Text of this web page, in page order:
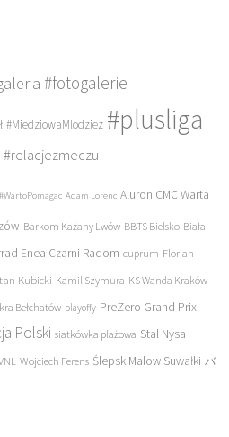
#fotogalerie
#MiedziowaMlodziez #plusliga
#relacjezmeczu
#WartoPomagac Adam Lorenc Aluron CMC Warta
Barkom Każany Lwów BBTS Bielsko-Biała
Enea Czarni Radom cuprum Florian
Kubicki Kamil Szymura KS Wanda Kraków
Bełchatów playoffy PreZero Grand Prix
Polski siatkówka plażowa Stal Nysa
Wojciech Ferens Ślepsk Malow Suwałki バ